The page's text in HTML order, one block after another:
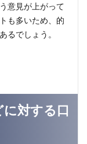
意見が上がって
も多いため、的
るでしょう。
対する口